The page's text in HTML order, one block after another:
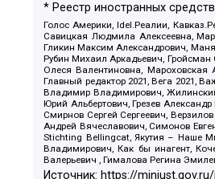
* Реестр иностранных
Голос Америки, Idel.Реалии,
Савицкая Людмила Алексеевна,
Гликин Максим Александрович,
Рубин Михаил Аркадьевич,
Олеся Валентиновна,
Главный редактор 2021, Вега 2021,
Владимир Владимирович, Жилинский
Юрий Альбертович, Грезев
Смирнов Сергей Сергеевич,
Андрей Вячеславович, Симонов
Stichting Bellingcat, Якутия – Наше
Владимирович, Как бы инагент,
Валерьевич , Гималова Регина
Источник: https://